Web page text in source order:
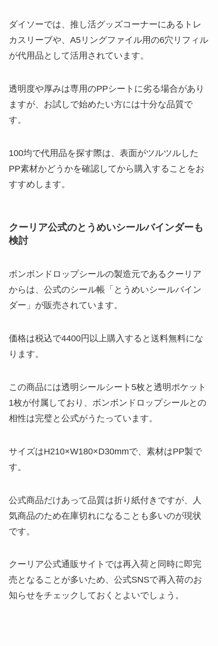
ダイソーでは、推し活グッズコーナーにあるトレ
カスリーブや、A5リングファイル用の6穴リフィル
が代用品として活用されています。
透明度や厚みは専用のPPシートに劣る場合があり
ますが、お試しで始めたい方には十分な品質で
す。
100均で代用品を探す際は、表面がツルツルした
PP素材かどうかを確認してから購入することをお
すすめします。
クーリア公式のとうめいシールバインダーも
検討
ボンボンドロップシールの製造元であるクーリア
からは、公式のシール帳「とうめいシールバイン
ダー」が販売されています。
価格は税込で4400円以上購入すると送料無料にな
ります。
この商品には透明シールシート5枚と透明ポケット
1枚が付属しており、ボンボンドロップシールとの
相性は完璧と公式がうたっています。
サイズはH210×W180×D30mmで、素材はPP製で
す。
公式商品だけあって品質は折り紙付きですが、人
気商品のため在庫切れになることも多いのが現状
です。
クーリア公式通販サイトでは再入荷と同時に即完
売となることが多いため、公式SNSで再入荷のお
知らせをチェックしておくとよいでしょう。